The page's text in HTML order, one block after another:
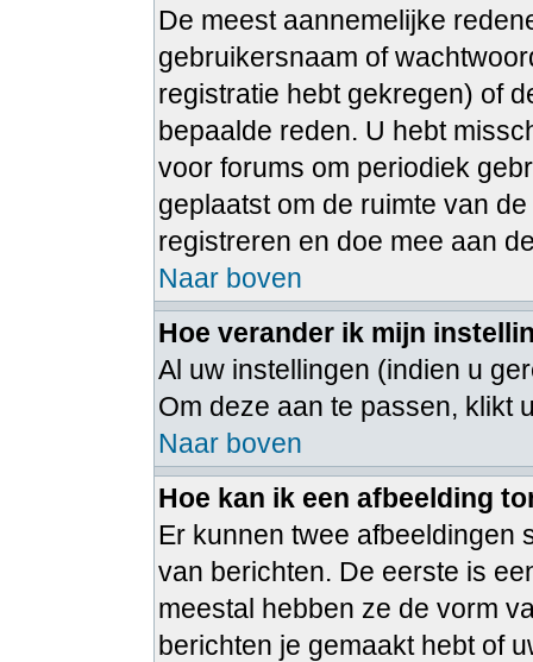
De meest aannemelijke
gebruikersnaam of
registratie hebt gekregen) of
bepaalde reden. U hebt
voor forums om periodiek
geplaatst om de ruimte van
registreren en doe mee aan
Naar boven
Hoe verander ik mijn
Al uw instellingen (indien u
Om deze aan te passen, klikt
Naar boven
Hoe kan ik een afbeelding
Er kunnen twee afbeeldingen
van berichten. De eerste is
meestal hebben ze de vorm
berichten je gemaakt hebt of